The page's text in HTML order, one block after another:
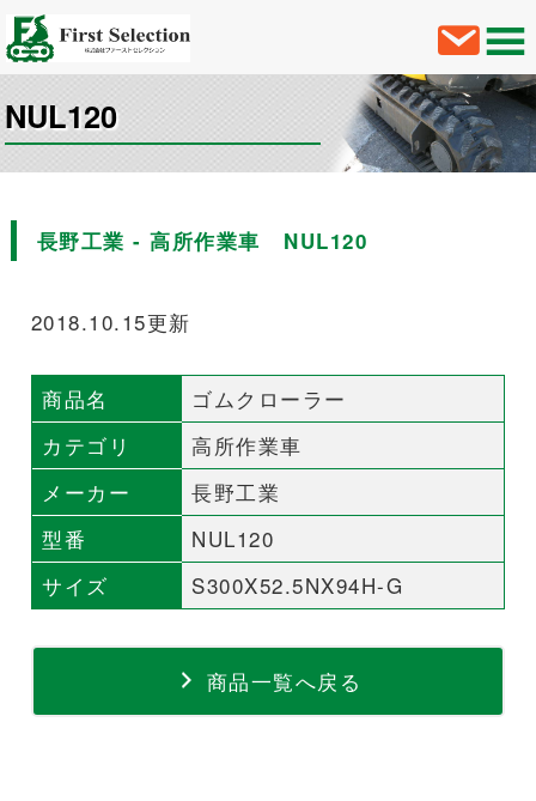
NUL120
長野工業 - 高所作業車 NUL120
2018.10.15更新
商品名
ゴムクローラー
カテゴリ
高所作業車
メーカー
長野工業
型番
NUL120
サイズ
S300X52.5NX94H-G
商品一覧へ戻る